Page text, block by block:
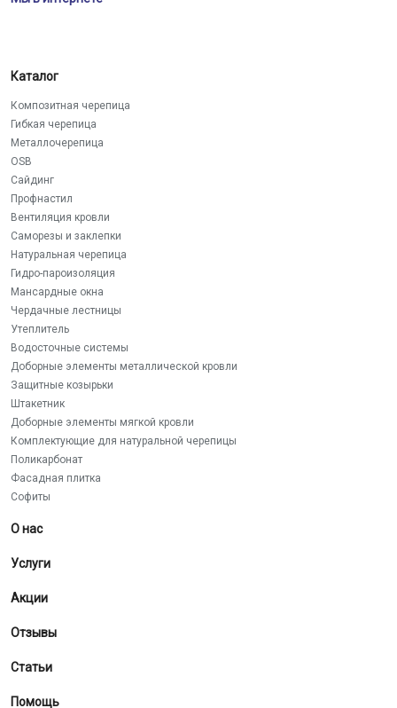
Каталог
Композитная черепица
Гибкая черепица
Металлочерепица
OSB
Сайдинг
Профнастил
Вентиляция кровли
Саморезы и заклепки
Натуральная черепица
Гидро-пароизоляция
Мансардные окна
Чердачные лестницы
Утеплитель
Водосточные системы
Доборные элементы металлической кровли
Защитные козырьки
Штакетник
Доборные элементы мягкой кровли
Комплектующие для натуральной черепицы
Поликарбонат
Фасадная плитка
Софиты
О нас
Услуги
Акции
Отзывы
Статьи
Помощь